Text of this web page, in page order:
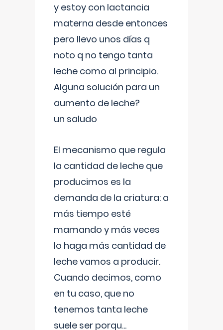
y estoy con lactancia
materna desde entonces
pero llevo unos días q
noto q no tengo tanta
leche como al principio.
Alguna solución para un
aumento de leche?
un saludo
El mecanismo que regula
la cantidad de leche que
producimos es la
demanda de la criatura: a
más tiempo esté
mamando y más veces
lo haga más cantidad de
leche vamos a producir.
Cuando decimos, como
en tu caso, que no
tenemos tanta leche
suele ser porqu...